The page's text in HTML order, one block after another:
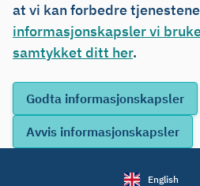
at vi kan forbedre
informasjonskapsler vi
samtykket ditt her.
English